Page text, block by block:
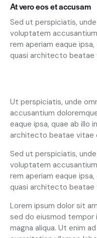
At vero eos et accusam
Sed ut perspiciatis,
voluptatem
rem aperiam eaque
quasi architecto
Ut perspiciatis, unde
accusantium
eaque ipsa, quae ab illo
architecto beatae vitae
Sed ut perspiciatis,
voluptatem
rem aperiam eaque
quasi architecto beatae
Lorem ipsum dolor sit
sed do eiusmod
magna aliqua. Ut enim